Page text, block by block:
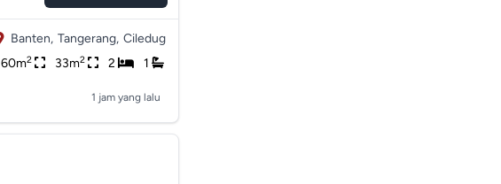
Banten, Tangerang, Ciledug
60m2 33m2 2 1
1 jam yang lalu